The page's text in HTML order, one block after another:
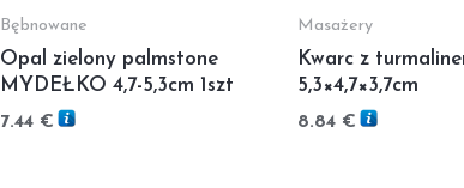
Bębnowane
Opal zielony palmstone
MYDEŁKO 4,7-5,3cm 1szt
7.44 €
Masażery
Kwarc z
5,3×4,7×3,7cm
8.84 €